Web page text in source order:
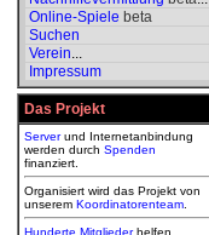
Online-Spiele beta
Suchen
Verein...
Impressum
Das Projekt
Serverund Internetanbindung
werden durch Spenden
finanziert.
Organisiert wird das Projekt von
unserem Koordinatorenteam
Hunderte Mitgliederhelfen